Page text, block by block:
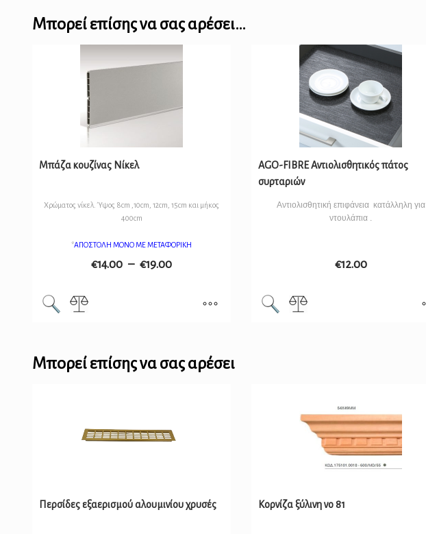
Μπορεί επίσης να σας αρέσει…
Μπάζα κουζίνας Νίκελ
Χρώματος νίκελ. Ύψος 8cm ,10cm, 12cm, 15cm και μήκος
400cm
*ΑΠΟΣΤΟΛΗ ΜΟΝΟ ΜΕ ΜΕΤΑΦΟΡΙΚΗ
€14.00 – €19.00
AGO-FIBRE Αντιολισθητικός πάτος
συρταριών
Αντιολισθητική επιφάνεια κατάλληλη για
ντουλάπια .
€12.00
Μπορεί επίσης να σας αρέσει
Περσίδες εξαερισμού αλουμινίου χρυσές Κορνίζα ξύλινη νο 81